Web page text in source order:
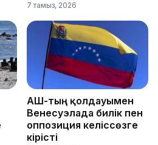
7 тамыз, 2026
АҚШ-тың қолдауымен
Венесуэлада билік пен
оппозиция келіссөзге
кірісті